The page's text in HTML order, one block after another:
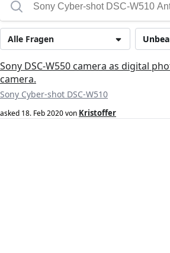
Alle Fragen
Sony DSC-W550 camera as digital
camera.
Sony Cyber-shot DSC-W510
asked 18. Feb 2020von Kristoffer